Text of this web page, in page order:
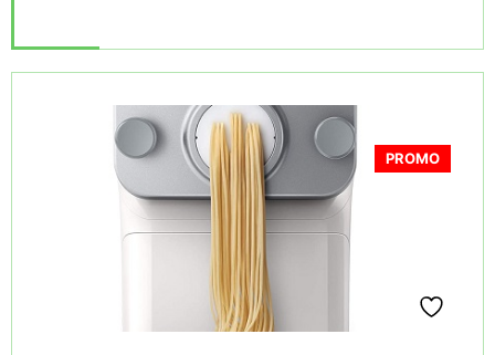
PROMO